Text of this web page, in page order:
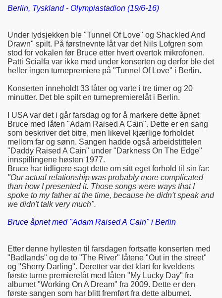
Berlin, Tyskland - Olympiastadion (19/6-16)
Under lydsjekken ble "Tunnel Of Love" og Shackled And
Drawn" spilt. På førstnevnte låt var det Nils Lofgren som
stod for vokalen før Bruce etter hvert overtok mikrofonen.
Patti Scialfa var ikke med under konserten og derfor ble det
heller ingen turnepremiere på "Tunnel Of Love" i Berlin.
Konserten inneholdt 33 låter og varte i tre timer og 20
minutter. Det ble spilt en turnepremierelåt i Berlin.
I USA var det i går farsdag og for å markere dette åpnet
Bruce med låten "Adam Raised A Cain". Dette er en sang
som beskriver det bitre, men likevel kjærlige forholdet
mellom far og sønn. Sangen hadde også arbeidstittelen
"Daddy Raised A Cain" under "Darkness On The Edge"
innspillingene høsten 1977.
Bruce har tidligere sagt dette om sitt eget forhold til sin far:
"Our actual relationship was probably more complicated
than how I presented it. Those songs were ways that I
spoke to my father at the time, because he didn't speak and
we didn't talk very much".
Bruce åpnet med "Adam Raised A Cain" i Berlin
Etter denne hyllesten til farsdagen fortsatte konserten med
"Badlands" og de to "The River" låtene "Out in the street"
og "Sherry Darling". Deretter var det klart for kveldens
første turne premierelåt med låten "My Lucky Day" fra
albumet "Working On A Dream" fra 2009. Dette er den
første sangen som har blitt fremført fra dette albumet.